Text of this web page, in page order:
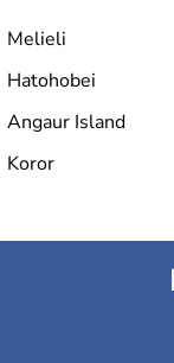
Melieli
Hatohobei
Angaur Island
Koror